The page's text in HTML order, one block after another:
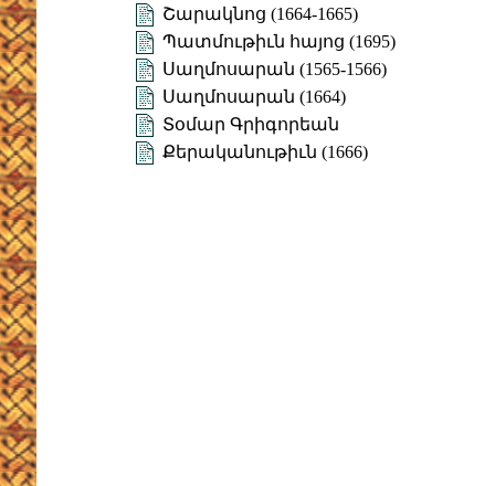
Շարակնոց (1664-1665)
Պատմութիւն հայոց (1695)
Սաղմոսարան (1565-1566)
Սաղմոսարան (1664)
Տօմար Գրիգորեան
Քերականութիւն (1666)